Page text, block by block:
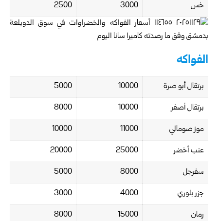
خس
3000
2500
الفواكه
برتقال أبو صرة 10000
5000
برتقال أصفر
10000
8000
موز صومالي
11000
10000
عنب أخضر
25000
20000
سفرجل
8000
5000
جزر بلوري
4000
3000
رمان
15000
8000